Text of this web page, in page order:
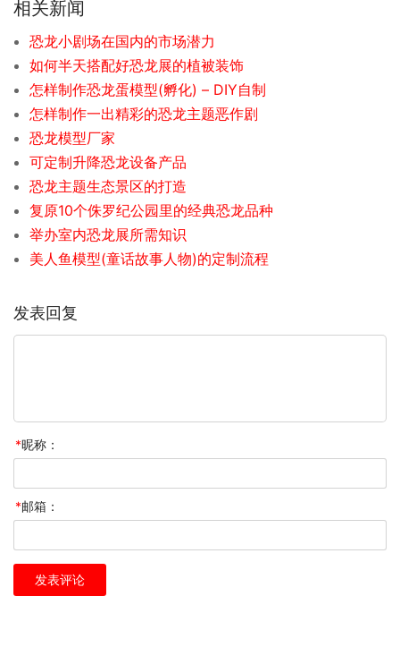
相关新闻
恐龙小剧场在国内的市场潜力
如何半天搭配好恐龙展的植被装饰
怎样制作恐龙蛋模型(孵化) – DIY自制
怎样制作一出精彩的恐龙主题恶作剧
恐龙模型厂家
可定制升降恐龙设备产品
恐龙主题生态景区的打造
复原10个侏罗纪公园里的经典恐龙品种
举办室内恐龙展所需知识
美人鱼模型(童话故事人物)的定制流程
发表回复
*昵称：
*邮箱：